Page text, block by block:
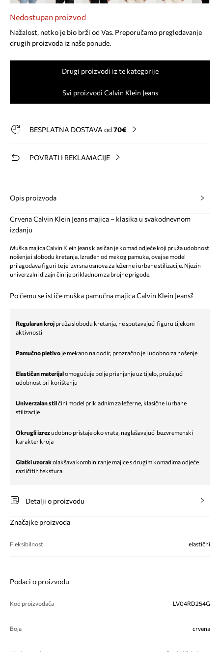
Nedostupan proizvod
Nažalost, netko je bio brži od Vas. Preporučamo pregledavanje
drugih proizvoda iz naše ponude.
Drugi proizvodi iz te kategorije
Svi proizvodi Calvin Klein Jeans
BESPLATNA DOSTAVA od 70€
POVRATI I REKLAMACIJE
Opis proizvoda
Crvena Calvin Klein Jeans majica – klasika u svakodnevnom
izdanju
Muška majica Calvin Klein Jeans klasičan je komad odjeće koji pruža udobnost
nošenja i slobodu kretanja. Izrađen od mekog pamuka, ovaj se model
prilagođava figuri te je izvrsna osnova za ležerne i urbane stilizacije. Njezin
univerzalni dizajn čini je prikladnom za brojne prigode.
Po čemu se ističe muška pamučna majica Calvin Klein Jeans?
Regularan kroj pruža slobodu kretanja, ne sputavajući figuru tijekom
aktivnosti
Pamučno pletivo je mekano na dodir, prozračno je i udobno za nošenje
Elastičan materijalomogućuje bolje prianjanje uz tijelo, pružajući
udobnost pri korištenju
Univerzalan stilčini model prikladnim za ležerne, klasične i urbane
stilizacije
Okrugli izrezudobno pristaje oko vrata, naglašavajući bezvremenski
karakter kroja
Glatki uzorakolakšava kombiniranje majice s drugim komadima odjeće
različitih tekstura
Detalji o proizvodu
Značajke proizvoda
Fleksibilnost elastični
Podaci o proizvodu
Kod proizvođača LV04RD254G
Boja crvena